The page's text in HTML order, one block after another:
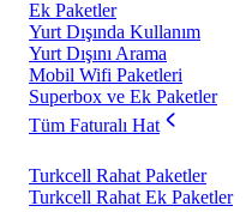
Ek Paketler
Yurt Dışında Kullanım
Yurt Dışını Arama
Mobil Wifi Paketleri
Superbox ve Ek Paketler
Tüm Faturalı Hat
Turkcell Rahat Paketler
Turkcell Rahat Ek Paketler